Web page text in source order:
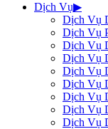
Dịch Vụ▶
Dịch Vụ
Dịch Vụ
Dịch Vụ
Dịch Vụ
Dịch Vụ
Dịch Vụ
Dịch Vụ
Dịch Vụ
Dịch Vụ